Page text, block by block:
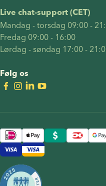
Live chat-support (CET)
Mandag - torsdag 09:00 -
Fredag 09:00 - 16:00
Lørdag - søndag 17:00 -
Følg os